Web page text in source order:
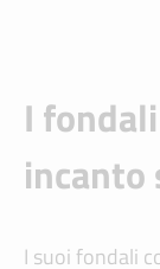
I
incanto
I suoi fondali